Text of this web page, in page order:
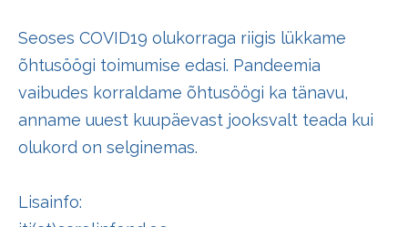
Seoses COVID19 olukorraga riigis lükkame
õhtusöögi toimumise edasi. Pandeemia
vaibudes korraldame õhtusöögi ka tänavu,
anname uuest kuupäevast jooksvalt teada kui
olukord on selginemas.
Lisainfo: